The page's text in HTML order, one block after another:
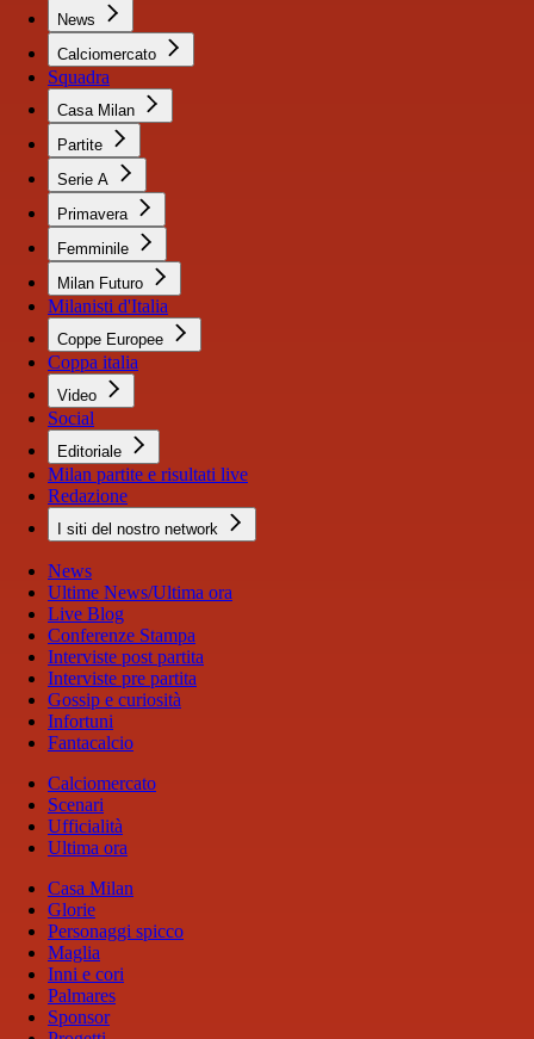
News
Calciomercato
Squadra
Casa Milan
Partite
Serie A
Primavera
Femminile
Milan Futuro
Milanisti d'Italia
Coppe Europee
Coppa italia
Video
Social
Editoriale
Milan partite e risultati live
Redazione
I siti del nostro network
News
Ultime News/Ultima ora
Live Blog
Conferenze Stampa
Interviste post partita
Interviste pre partita
Gossip e curiosità
Infortuni
Fantacalcio
Calciomercato
Scenari
Ufficialità
Ultima ora
Casa Milan
Glorie
Personaggi spicco
Maglia
Inni e cori
Palmares
Sponsor